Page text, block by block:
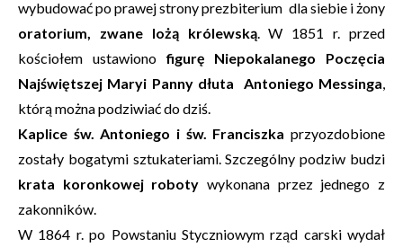
wybudować po prawej strony prezbiterium dla siebie i żony
oratorium, zwane lożą królewską. W 1851 r. przed
kościołem ustawionofigurę Niepokalanego Poczęcia
Najświętszej Maryi Panny dłuta Antoniego Messinga,
którą można podziwiać do dziś.
Kaplice św. Antoniego i św. Franciszka przyozdobione
zostały bogatymi sztukateriami. Szczególny podziw budzi
krata koronkowej roboty wykonana przez jednego z
zakonników.
W 1864 r. po Powstaniu Styczniowym rząd carski wydał